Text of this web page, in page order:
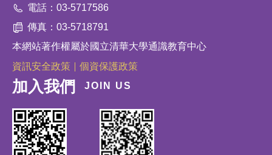
電話：03-5717586
傳真：03-5718791
本網站著作權屬於國立清華大學通識教育中心
資訊安全政策
個資保護政策
加入我們 JOIN US